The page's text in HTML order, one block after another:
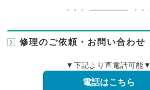
修理のご依頼・お問い合わせ
▼下記より直電話可能▼
電話はこちら